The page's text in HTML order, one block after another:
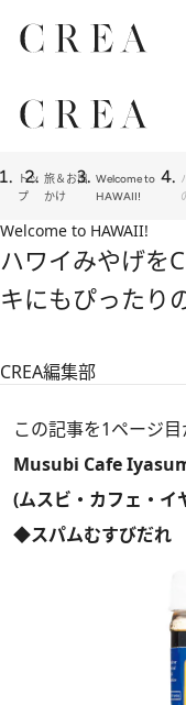
トッ
プ
旅＆お出
かけ
Welcome to
HAWAII!
Welcome to HAWAII!
ハワイみやげを
キにもぴったり
CREA編集部
この記事を1ページ
Musubi Cafe
(ムスビ・カフェ・イ
◆スパムむすびだれ